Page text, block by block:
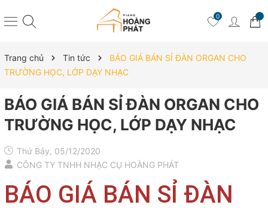
0
Trang chủ Tin tức
BÁO GIÁ BÁN SỈ ĐÀN ORGAN CHO
TRƯỜNG HỌC, LỚP DẠY NHẠC
BÁO GIÁ BÁN SỈ ĐÀN ORGAN CHO
TRƯỜNG HỌC, LỚP DẠY NHẠC
Thứ Bảy, 05/12/2020
CÔNG TY TNHH NHẠC CỤ HOÀNG PHÁT
BÁO GIÁ BÁN SỈ ĐÀN